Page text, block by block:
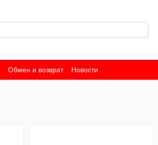
Обмен и возврат Новости